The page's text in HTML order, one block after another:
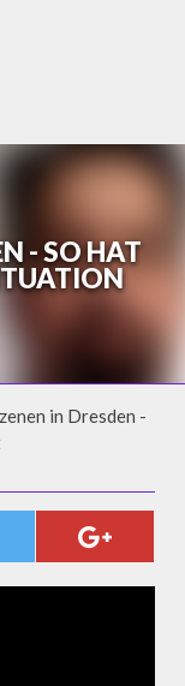
- SO HAT
in Dresden -
- SO